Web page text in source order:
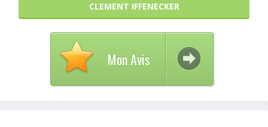
CLEMENT IFFENECKER
Mon Avis